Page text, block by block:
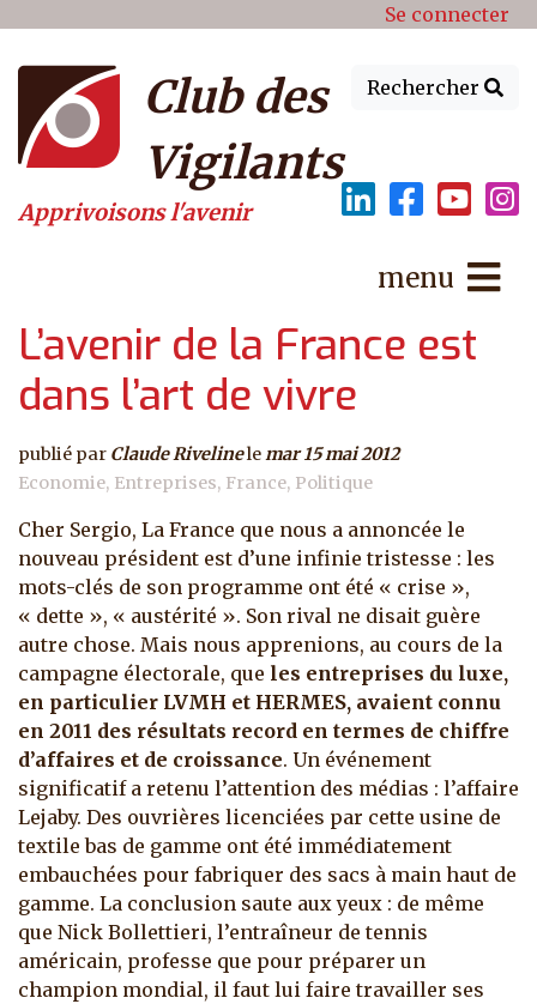
Menu du compte de Se connecter
Rechercher
Club des
Vigilants
Apprivoisons l'avenir
menu
L’avenir de la France est
dans l’art de vivre
publié par Claude Rivelinelemar 15 mai 2012
Economie Entreprises France Politique
Cher Sergio, La France que nous a annoncée le
nouveau président est d’une infinie tristesse : les
mots-clés de son programme ont été « crise »,
« dette », « austérité ». Son rival ne disait guère
autre chose. Mais nous apprenions, au cours de la
campagne électorale, que les entreprises du luxe,
en particulier LVMH et HERMES, avaient connu
en 2011 des résultats record en termes de chiffre
d’affaires et de croissance. Un événement
significatif a retenu l’attention des médias : l’affaire
Lejaby. Des ouvrières licenciées par cette usine de
textile bas de gamme ont été immédiatement
embauchées pour fabriquer des sacs à main haut de
gamme. La conclusion saute aux yeux : de même
que Nick Bollettieri, l’entraîneur de tennis
américain, professe que pour préparer un
champion mondial, il faut lui faire travailler ses